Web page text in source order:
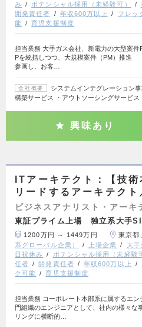
み
ポテンシャル採用（未経験可）
開発責任者
年収600万以上 フレッ
能
育児支援制度
担当業務 大手ガス会社、新電力の大型案
Pを統括しつつ、大規模案件（PM）推進
参画し、お客…
会社概要
システムインテグレーション
構築サービス ・アウトソーシングサービス
興味あり
ITアーキテクト：【技
リードするアーキテク
ビジネスアナリスト・アーキ
東証プライム上場 独立系大手
1200万円 ～ 1449万円 東京都
系グローバル企業）
上場企業 大手
日祝休み
ポテンシャル採用（未経験
任者
開発責任者 年収600万以上
ク可能
育児支援制度
担当業務 コーポレート本部系に属するエン
門組織のエンジニアとして、社内の様々な
リングに横断的…